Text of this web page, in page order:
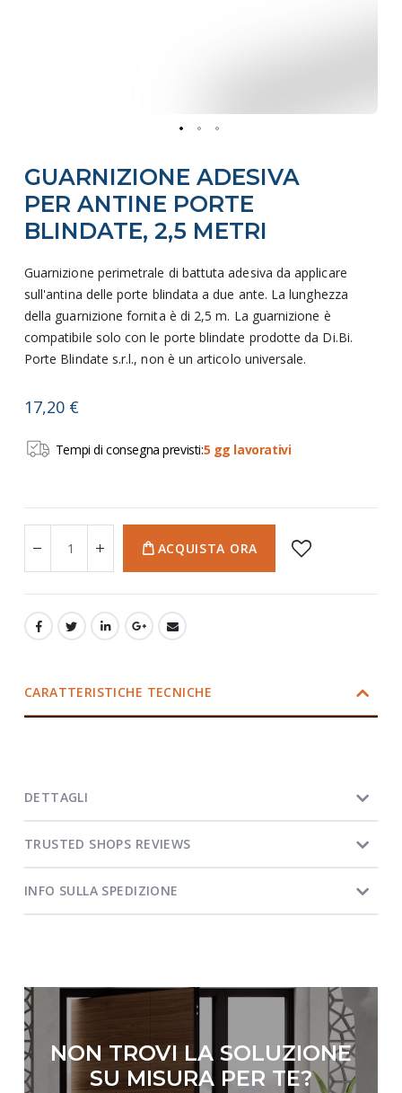
all'inizio
della
galleria
di
immagini
GUARNIZIONE ADESIVA
PER ANTINE PORTE
BLINDATE, 2,5 METRI
Guarnizione perimetrale di battuta adesiva da applicare
sull'antina delle porte blindata a due ante. La lunghezza
della guarnizione fornita è di 2,5 m. La guarnizione è
compatibile solo con le porte blindate prodotte da Di.Bi.
Porte Blindate s.r.l., non è un articolo universale.
17,20 €
Tempi di consegna previsti:5 gg lavorativi
ACQUISTA ORA
CARATTERISTICHE TECNICHE
DETTAGLI
TRUSTED SHOPS REVIEWS
INFO SULLA SPEDIZIONE
NON TROVI LA SOLUZIONE
SU MISURA PER TE?